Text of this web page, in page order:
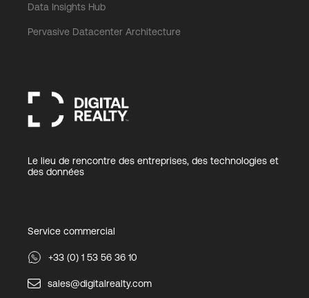
Data Insights Hub
Pervasive Datacenter Architecture
Le lieu de rencontre des entreprises, des technologies et
des données
Service commercial
+33 (0) 1 53 56 36 10
sales@digitalrealty.com